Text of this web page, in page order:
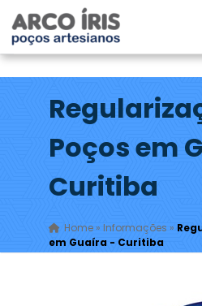
Poços em
Curitiba
Home» Informações »
em Guaíra - Curitiba